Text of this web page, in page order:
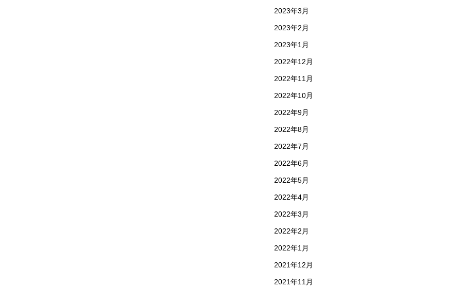
2023年3月
2023年2月
2023年1月
2022年12月
2022年11月
2022年10月
2022年9月
2022年8月
2022年7月
2022年6月
2022年5月
2022年4月
2022年3月
2022年2月
2022年1月
2021年12月
2021年11月